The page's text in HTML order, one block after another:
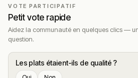
VOTE PARTICIPATIF
Petit vote rapide
Aidez la communauté en quelques clics —
question.
Les plats étaient-ils de qualité ?